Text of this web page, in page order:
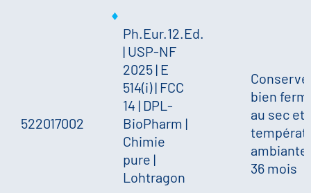
522017002
Ph.Eur.12.Ed.
| USP-NF
2025 | E
514(i) | FCC
14 | DPL-
BioPharm |
Chimie
pure |
Lohtragon
bien
au sec et
36 mois